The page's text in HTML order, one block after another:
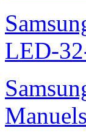
LED-
Manuels